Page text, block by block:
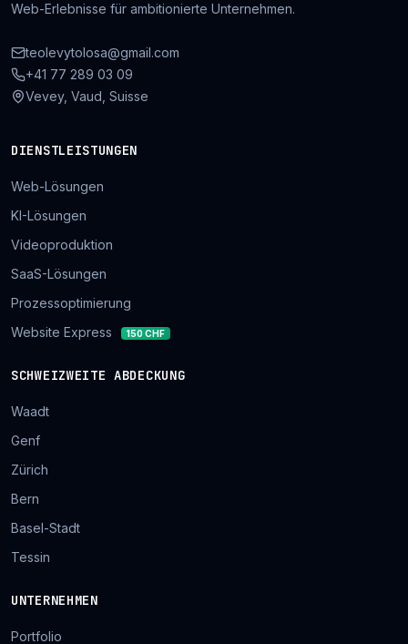
Web-Erlebnisse für ambitionierte Unternehmen.
teolevytolosa@gmail.com
+41 77 289 03 09
Vevey, Vaud, Suisse
DIENSTLEISTUNGEN
Web-Lösungen
KI-Lösungen
Videoproduktion
SaaS-Lösungen
Prozessoptimierung
Website Express
150 CHF
SCHWEIZWEITE ABDECKUNG
Waadt
Genf
Zürich
Bern
Basel-Stadt
Tessin
UNTERNEHMEN
Portfolio